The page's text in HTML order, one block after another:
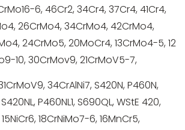
6, 46Cr2, 34Cr4, 37Cr4, 41Cr4,
26CrMo4, 34CrMo4, 42CrMo4,
24CrMo5, 20MoCr4, 13CrMo4-5, 12
10, 30CrMov9, 21CrMoV5-7,
34CrAlNi7, S420N, P460N,
P460NL1, S690QL, WStE 420,
15NiCr6, 18CrNiMo7-6, 16MnCr5,